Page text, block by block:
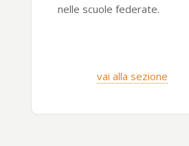
nelle scuole federate.
vai alla sezione